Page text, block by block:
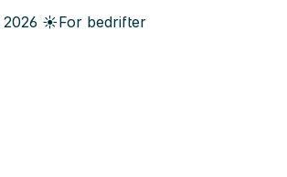
2026 ☀️For bedrifter